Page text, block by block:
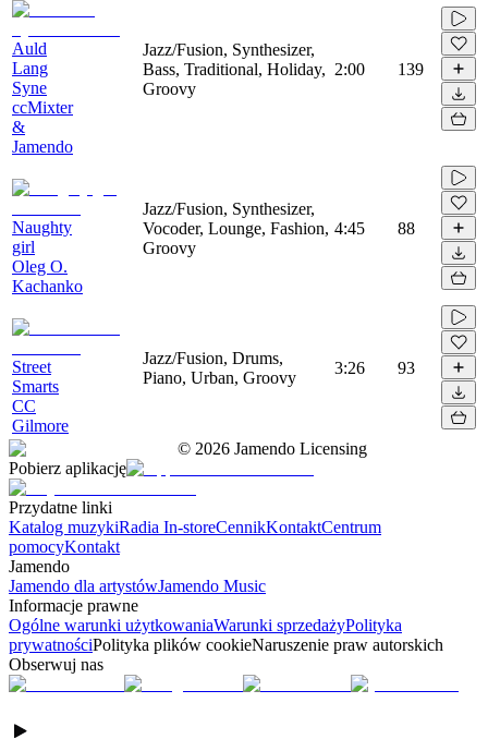
Auld
Lang
Syne
ccMixter
&
Jamendo
Jazz/Fusion, Synthesizer,
Bass, Traditional, Holiday,
Groovy
2:00 139
Naughty
girl
Oleg O.
Kachanko
Jazz/Fusion, Synthesizer,
Vocoder, Lounge, Fashion,
Groovy
4:45 88
Street
Smarts
CC
Gilmore
Jazz/Fusion, Drums,
Piano, Urban, Groovy
3:26 93
© 2026 Jamendo Licensing
Pobierz aplikację
Przydatne linki
Katalog muzykiRadia In-storeCennikKontaktCentrum
pomocyKontakt
Jamendo
Jamendo dla artystówJamendo Music
Informacje prawne
Ogólne warunki użytkowaniaWarunki sprzedażyPolityka
prywatnościPolityka plików cookieNaruszenie praw autorskich
Obserwuj nas